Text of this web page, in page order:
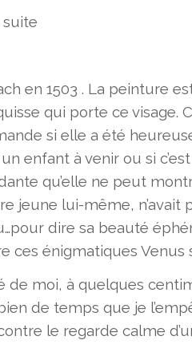
suite
en 1503 . La peinture
qui porte ce
si elle a été
enfant à venir ou si
qu’elle ne peut
jeune lui-même,
dire sa beauté
ces énigmatiques Venus
de moi, à quelques
de temps que je
le regarde calme